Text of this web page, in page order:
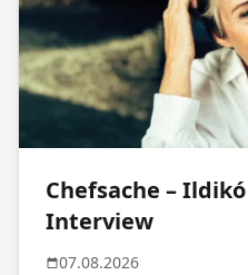
Chefsache –
Interview
07.08.2026